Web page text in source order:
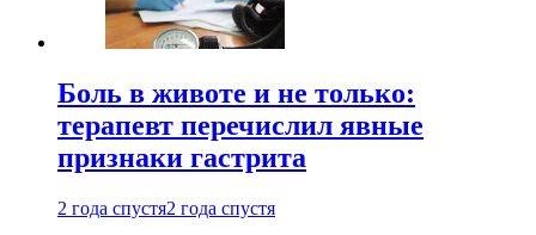
Боль в животе и не только:
терапевт перечислил явные
признаки гастрита
2 года спустя2 года спустя